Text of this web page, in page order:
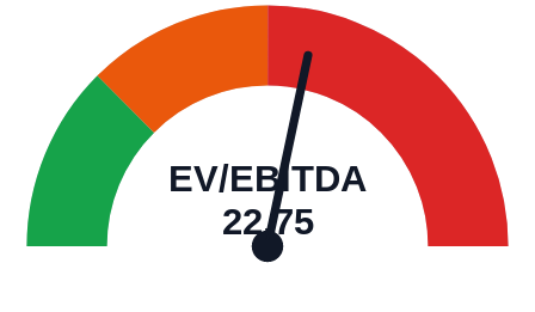
EV/EBITDA
22,75